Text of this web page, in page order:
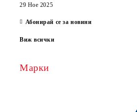
29 Ное 2025
Абонирай се за новини
Виж всички
Марки